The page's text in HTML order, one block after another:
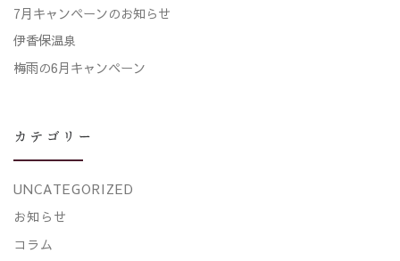
7月キャンペーンのお知らせ
伊香保温泉
梅雨の6月キャンペーン
カテゴリー
UNCATEGORIZED
お知らせ
コラム